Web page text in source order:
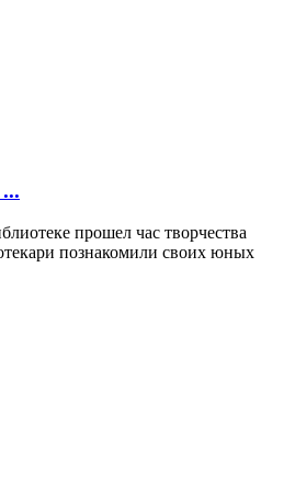
прошел час творчества
познакомили своих юных